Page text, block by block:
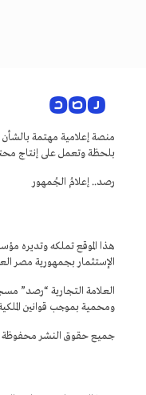
منصة إعلامية مهتمة بالشأن
بلحظة وتعمل على إنتاج
رصد.. إعلامُ الجُمهور
هذا الموقع تملكه وتديره
الإستثمار بجمهورية مصر
العلامة التجارية “رصد”
ومحمية بموجب قوانين
جميع حقوق النشر محفوظة لـ